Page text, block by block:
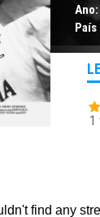
Ano:
1